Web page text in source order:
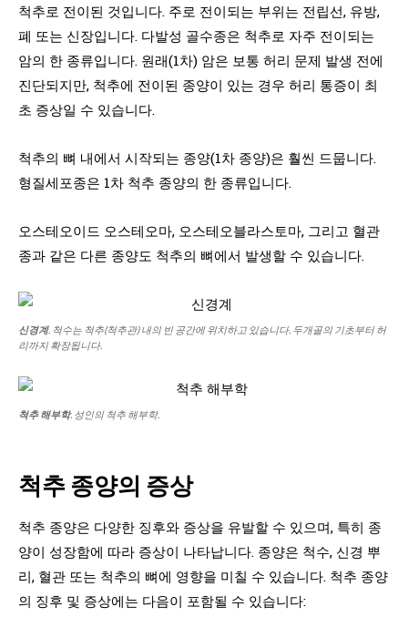
척추로 전이된 것입니다. 주로 전이되는 부위는 전립선, 유방,
폐 또는 신장입니다. 다발성 골수종은 척추로 자주 전이되는
암의 한 종류입니다. 원래(1차) 암은 보통 허리 문제 발생 전에
진단되지만, 척추에 전이된 종양이 있는 경우 허리 통증이 최
초 증상일 수 있습니다.
척추의 뼈 내에서 시작되는 종양(1차 종양)은 훨씬 드뭅니다.
형질세포종은 1차 척추 종양의 한 종류입니다.
오스테오이드 오스테오마, 오스테오블라스토마, 그리고 혈관
종과 같은 다른 종양도 척추의 뼈에서 발생할 수 있습니다.
신경계. 척수는 척추(척추관) 내의 빈 공간에 위치하고 있습니다. 두개골의 기초부터 허
리까지 확장됩니다.
척추 해부학. 성인의 척추 해부학.
척추 종양의 증상
척추 종양은 다양한 징후와 증상을 유발할 수 있으며, 특히 종
양이 성장함에 따라 증상이 나타납니다. 종양은 척수, 신경 뿌
리, 혈관 또는 척추의 뼈에 영향을 미칠 수 있습니다. 척추 종양
의 징후 및 증상에는 다음이 포함될 수 있습니다: